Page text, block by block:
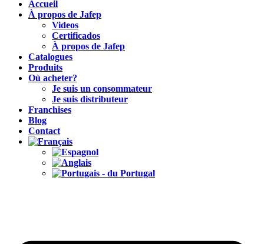
Accueil
À propos de Jafep
Videos
Certificados
À propos de Jafep
Catalogues
Produits
Où acheter?
Je suis un consommateur
Je suis distributeur
Franchises
Blog
Contact